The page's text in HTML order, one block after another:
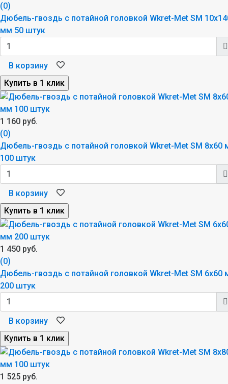
(0)
Дюбель-гвоздь с потайной головкой Wkret-Met SM
мм 50 штук
В корзину
1 160 руб.
(0)
Дюбель-гвоздь с потайной головкой Wkret-Met SM 8x60
100 штук
В корзину
1 450 руб.
(0)
Дюбель-гвоздь с потайной головкой Wkret-Met SM 6x60
200 штук
В корзину
1 525 руб.